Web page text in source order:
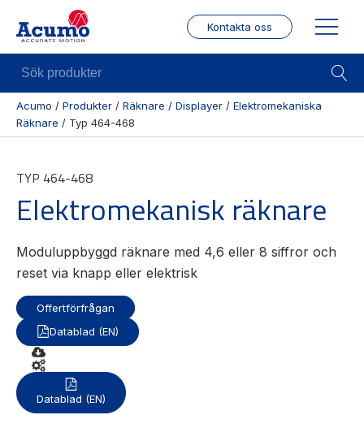
Kontakta oss
Visa allt
kategorier
Se alla
Se alla
leverantörer
Mekanik
Kulskruvar
Sök
produkter
Acumo / Produkter / Räknare / Displayer / Elektromekaniska
Räknare / Typ 464-468
TYP 464-468
Elektromekanisk räknare
Moduluppbyggd räknare med 4,6 eller 8 siffror och
reset via knapp eller elektrisk
Offertförfrågan
Datablad (EN)
Datablad (EN)